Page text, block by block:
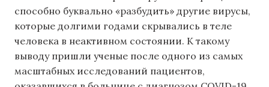
способно буквально «разбудить» другие вирусы,
которые долгими годами скрывались в теле
человека в неактивном состоянии. К такому
выводу пришли ученые после одного из самых
масштабных исследований пациентов,